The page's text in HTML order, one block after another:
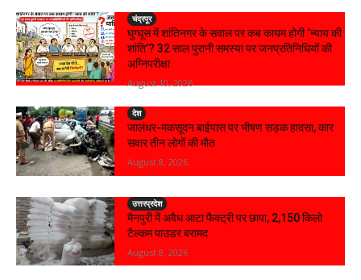
चंद्रपूर
घुग्घूस में शांतिनगर के सवाल पर कब कायम होगी ‘न्याय की
शांति’? 32 साल पुरानी समस्या पर जनप्रतिनिधियों की
अग्निपरीक्षा
August 10, 2026
देश
जालंधर-मकसूदन बाईपास पर भीषण सड़क हादसा, कार
सवार तीन लोगों की मौत
August 8, 2026
उत्तरप्रदेश
मैनपुरी में अवैध आटा फैक्ट्री पर छापा, 2,150 किलो
टैल्कम पाउडर बरामद
August 8, 2026